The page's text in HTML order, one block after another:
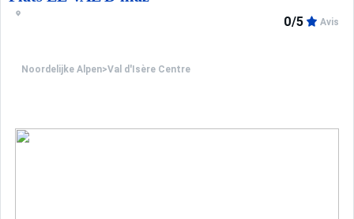
Noordelijke Alpen>Val d'Isère Centre
0/5 Avis